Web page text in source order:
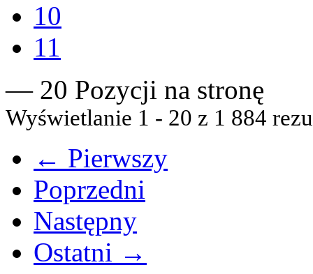
10
11
— 20 Pozycji na stronę
Wyświetlanie 1 - 20 z 1 884
← Pierwszy
Poprzedni
Następny
Ostatni →